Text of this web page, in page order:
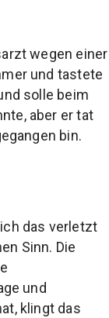
wegen einer
und tastete
solle beim
aber er tat
bin.
das verletzt
Sinn. Die
und
klingt das